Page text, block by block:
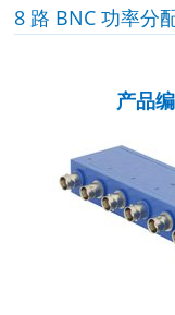
8 路 BNC 功率分
产品